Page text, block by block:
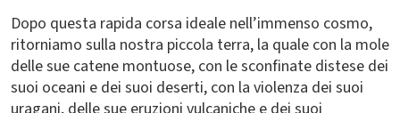
Dopo questa rapida corsa ideale nell’immenso cosmo,
ritorniamo sulla nostra piccola terra, la quale con la mole
delle sue catene montuose, con le sconfinate distese dei
suoi oceani e dei suoi deserti, con la violenza dei suoi